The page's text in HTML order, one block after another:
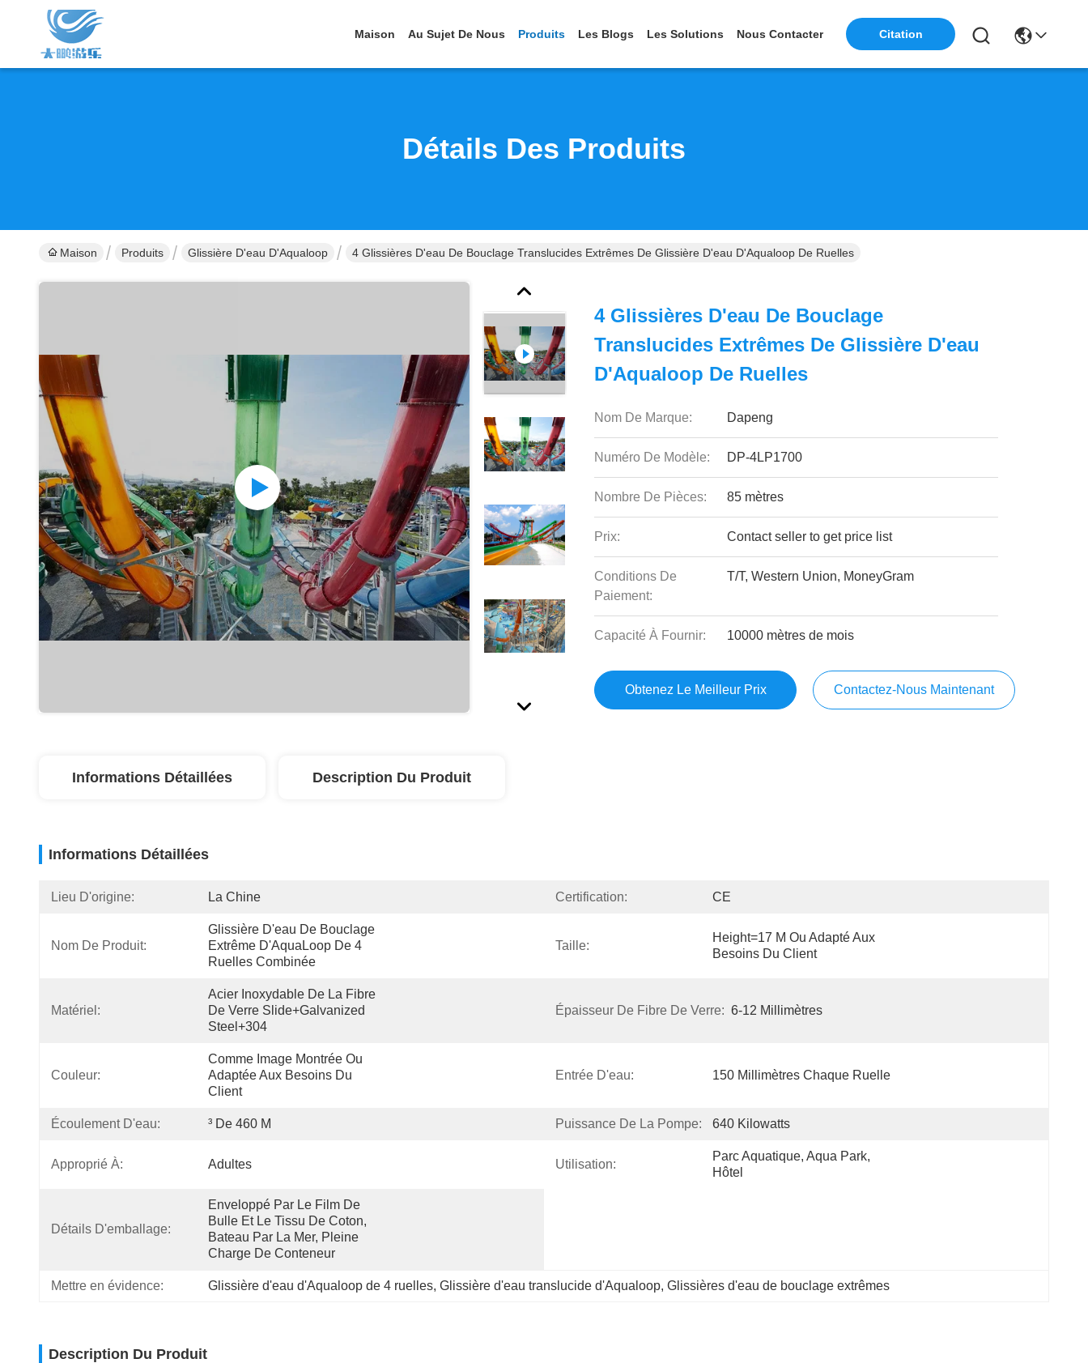
Maison Au Sujet De Nous Produits Les Blogs Les Solutions Nous Contacter Citation
Détails Des Produits
Maison Produits Glissière D'eau D'Aqualoop 4 Glissières D'eau De Bouclage Translucides Extrêmes De Glissière D'eau D'Aqualoop De Ruelles
4 Glissières D'eau De Bouclage
Translucides Extrêmes De Glissière D'eau
D'Aqualoop De Ruelles
Nom De Marque: Dapeng
Numéro De Modèle: DP-4LP1700
Nombre De Pièces: 85 mètres
Prix: Contact seller to get price list
Conditions De
Paiement:
T/T, Western Union, MoneyGram
Capacité À Fournir: 10000 mètres de mois
Obtenez Le Meilleur Prix Contactez-Nous Maintenant
Informations Détaillées Description Du Produit
Informations Détaillées
Lieu D'origine: La Chine Certification: CE
Nom De Produit:
Glissière D'eau De Bouclage
Extrême D'AquaLoop De 4
Ruelles Combinée
Taille:
Height=17 M Ou Adapté Aux
Besoins Du Client
Matériel:
Acier Inoxydable De La Fibre
De Verre Slide+Galvanized
Steel+304
Épaisseur De Fibre De Verre: 6-12 Millimètres
Couleur:
Comme Image Montrée Ou
Adaptée Aux Besoins Du
Client
Entrée D'eau: 150 Millimètres Chaque Ruelle
Écoulement D'eau: ³ De 460 M Puissance De La Pompe: 640 Kilowatts
Approprié À: Adultes Utilisation:
Parc Aquatique, Aqua Park,
Hôtel
Détails D'emballage:
Enveloppé Par Le Film De
Bulle Et Le Tissu De Coton,
Bateau Par La Mer, Pleine
Charge De Conteneur
Mettre en évidence: Glissière d'eau d'Aqualoop de 4 ruelles, Glissière d'eau translucide d'Aqualoop, Glissières d'eau de bouclage extrêmes
Description Du Produit